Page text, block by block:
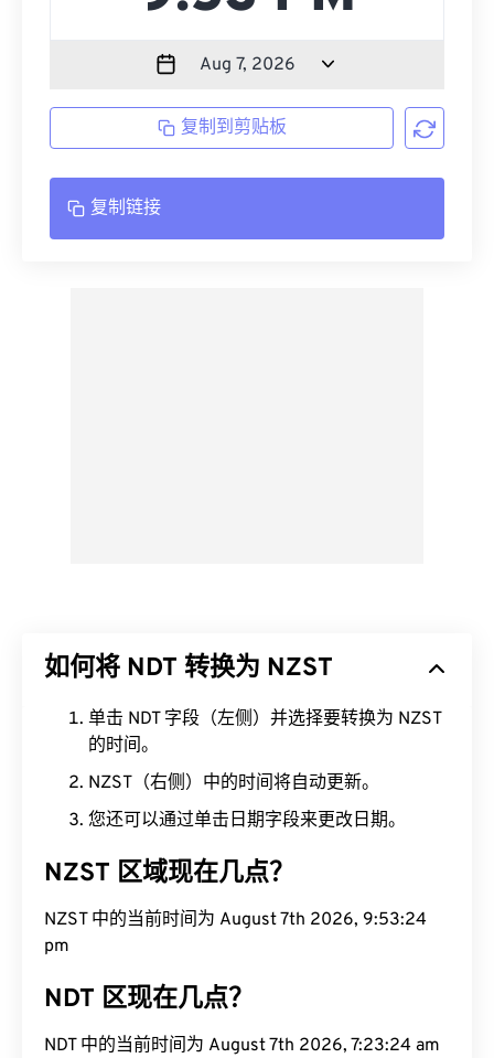
复制到剪贴板
复制链接
如何将 NDT 转换为 NZST
单击 NDT 字段（左侧）并选择要转换为 NZST
的时间。
NZST（右侧）中的时间将自动更新。
您还可以通过单击日期字段来更改日期。
NZST 区域现在几点？
NZST 中的当前时间为 August 7th 2026, 9:53:25
pm
NDT 区现在几点？
NDT 中的当前时间为 August 7th 2026, 7:23:25 am